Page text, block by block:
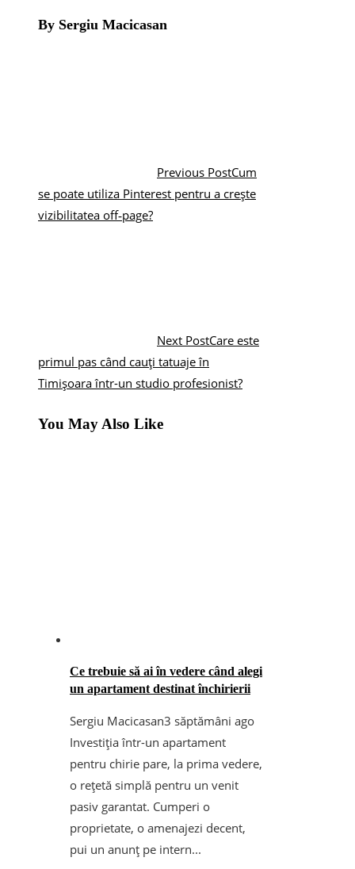
By Sergiu Macicasan
Previous PostCum
se poate utiliza Pinterest pentru a crește
vizibilitatea off‑page?
Next PostCare este
primul pas când cauți tatuaje în
Timișoara într-un studio profesionist?
You May Also Like
Ce trebuie să ai în vedere când alegi
un apartament destinat închirierii
Sergiu Macicasan3 săptămâni ago
Investiția într-un apartament
pentru chirie pare, la prima vedere,
o rețetă simplă pentru un venit
pasiv garantat. Cumperi o
proprietate, o amenajezi decent,
pui un anunț pe intern...